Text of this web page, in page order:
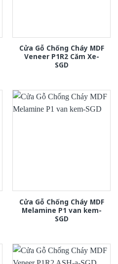
Cửa Gỗ Chống Cháy MDF
Veneer P1R2 Căm Xe-
SGD
Cửa Gỗ Chống Cháy MDF
Melamine P1 van kem-
SGD